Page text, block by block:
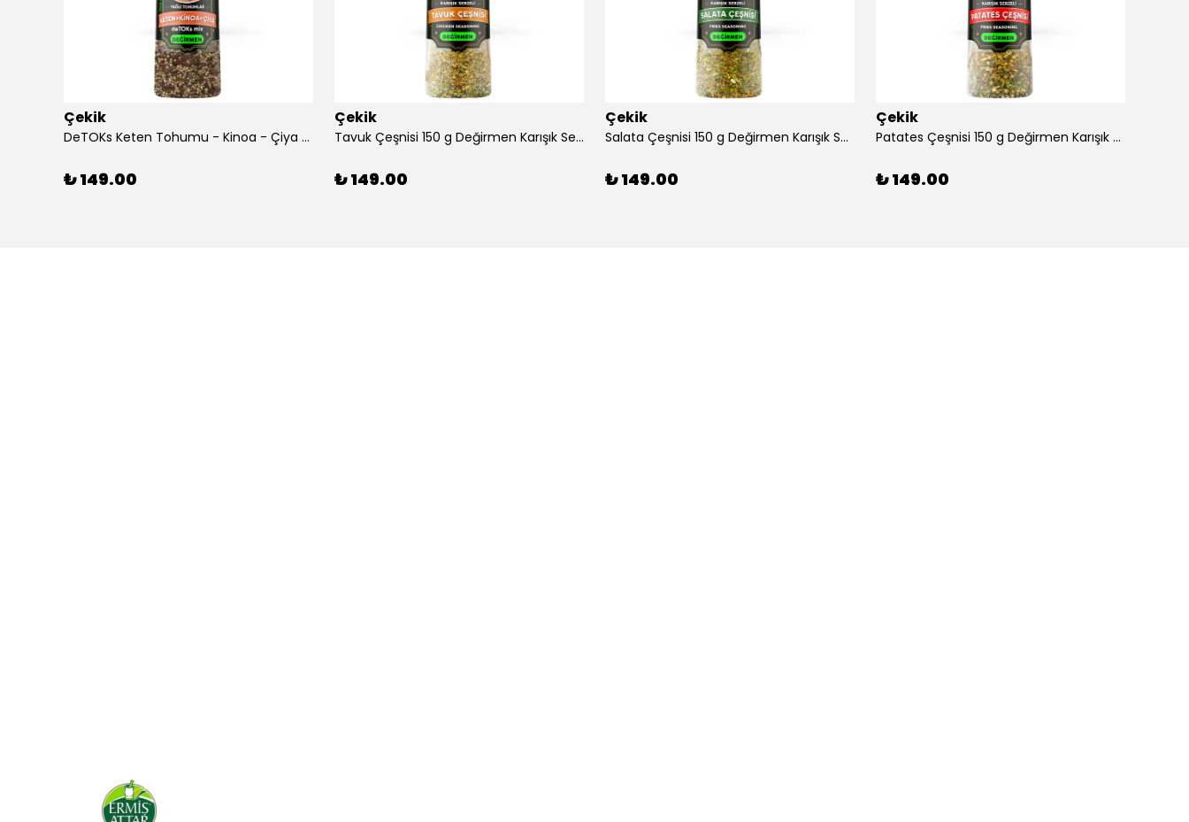
Çekik
DeTOKs Keten Tohumu - Kinoa - Çiya Değirmen 220 g Yağ yakmaya ve Sindirim Sistemini Düzenlemeye Yardımcı Kendin Öğüt Taze
₺ 149.00
Çekik
Tavuk Çeşnisi 150 g Değirmen Karışık Sebzeli Kendin Öğüt
₺ 149.00
Çekik
Salata Çeşnisi 150 g Değirmen Karışık Sebzeli Kendin Öğüt
₺ 149.00
Çekik
Patates Çeşnisi 150 g Değirmen Karışık Sebzeli Kendin Öğüt
₺ 149.00